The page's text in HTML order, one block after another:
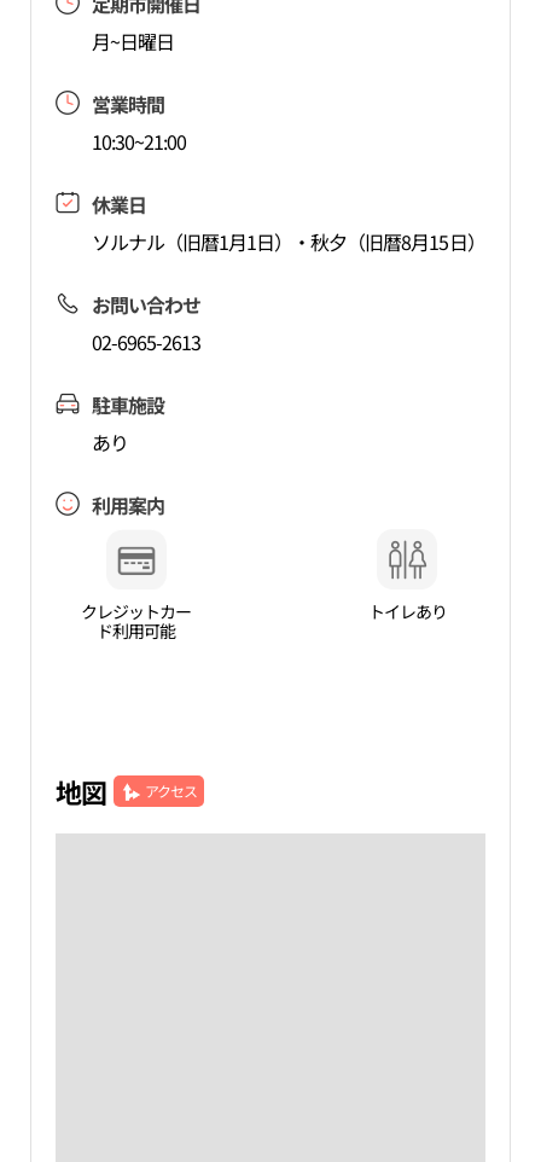
月~日曜日
営業時間
10:30~21:00
休業日
ソルナル（旧暦1月1日）・秋夕（旧暦8月15日）
お問い合わせ
02-6965-2613
駐車施設
あり
利用案内
クレジットカー
ド利用可能
トイレあり
地図 アクセス